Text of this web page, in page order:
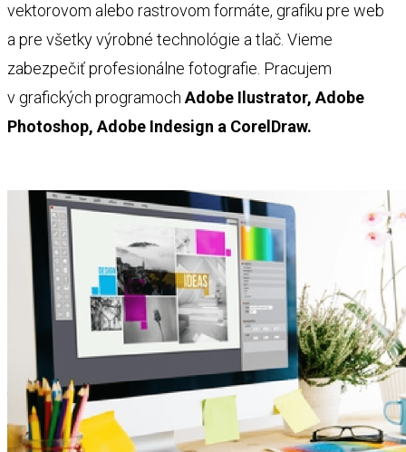
vektorovom alebo rastrovom formáte, grafiku pre web
a pre všetky výrobné technológie a tlač. Vieme
zabezpečiť profesionálne fotografie. Pracujem
v grafických programoch Adobe Ilustrator, Adobe
Photoshop, Adobe Indesign a CorelDraw.